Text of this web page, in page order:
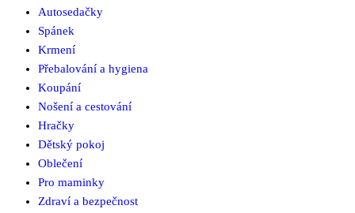
Autosedačky
Spánek
Krmení
Přebalování a hygiena
Koupání
Nošení a cestování
Hračky
Dětský pokoj
Oblečení
Pro maminky
Zdraví a bezpečnost